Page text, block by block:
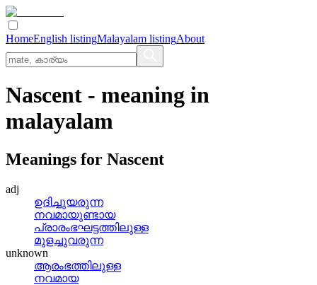
HomeEnglish listingMalayalam listingAbout
Nascent - meaning in
malayalam
Meanings for Nascent
adj
ഉദിച്ചുയരുന്ന
നവമായുണ്ടായ
പ്രാരംഭഘട്ടത്തിലുള്ള
മുളച്ചുവരുന്ന
unknown
ആരംഭത്തിലുള്ള
നവമായ